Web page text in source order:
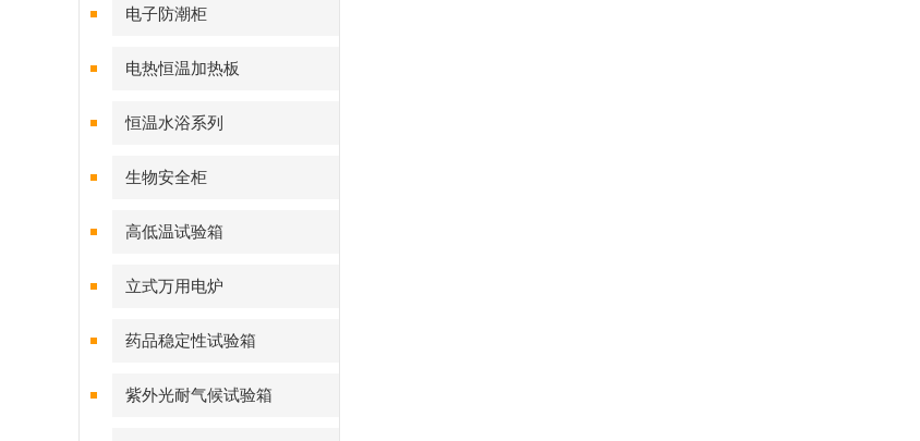
电子防潮柜
电热恒温加热板
恒温水浴系列
生物安全柜
高低温试验箱
立式万用电炉
药品稳定性试验箱
紫外光耐气候试验箱